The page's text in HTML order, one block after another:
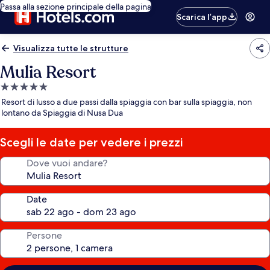
Passa alla sezione principale della pagina
Scarica l’app
Visualizza tutte le strutture
Mulia Resort
Struttura
a
5.0
stelle
Resort di lusso a due passi dalla spiaggia con bar sulla spiaggia, non
lontano da Spiaggia di Nusa Dua
Scegli le date per vedere i prezzi
Dove vuoi andare?
Date
Persone